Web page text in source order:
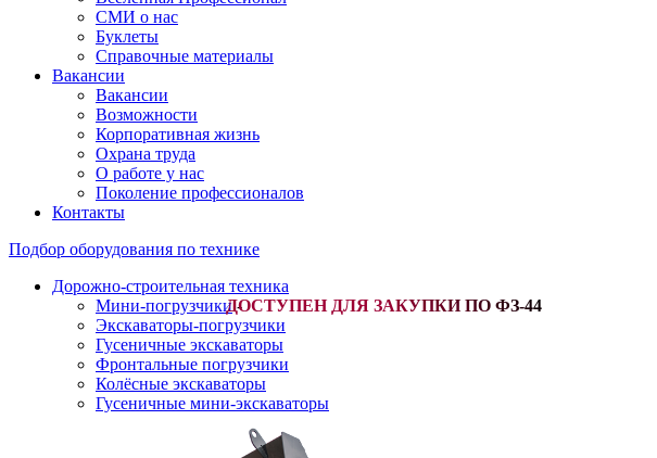
СМИ о нас
Буклеты
Справочные материалы
Вакансии
Вакансии
Возможности
Корпоративная жизнь
Охрана труда
О работе у нас
Поколение профессионалов
Контакты
Подбор оборудования по технике
Дорожно-строительная техника
Мини-погрузчики-
Экскаваторы-погрузчики
Гусеничные экскаваторы
Фронтальные погрузчики
Колёсные экскаваторы
Гусеничные мини-экскаваторы